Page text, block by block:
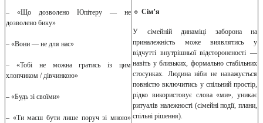
– «Що дозволено Юпітеру — не
дозволено бику»
– «Вони — не для нас»
– «Тобі не можна гратись із цим
хлопчиком / дівчинкою»
– «Будь зі своїми»
– «Ти маєш бути лише поруч зі мною»
🔹 Сім’я
У сімейній динаміці заборона на
приналежність може виявлятись у
відчутті внутрішньої відстороненості —
навіть у близьких, формально стабільних
стосунках. Людина ніби не наважується
повністю включитись у спільний простір,
рідко використовує слова «ми», уникає
ритуалів належності (сімейні події, плани,
спільні рішення).